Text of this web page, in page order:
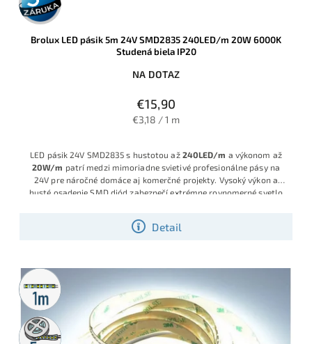
Brolux LED pásik 5m 24V SMD2835 240LED/m 20W 6000K
Studená biela IP20
NA DOTAZ
€15,90
€3,18 / 1 m
Detail
LED pásik 24V SMD2835 s hustotou až 240LED/m a výkonom až
20W/m patrí medzi mimoriadne svietivé profesionálne pásy na
24V pre náročné domáce aj komerčné projekty. Vysoký výkon a
husté osadenie SMD diód zabezpečí extrémne rovnomerné svetlo
pracovných plôch, kuchynských liniek, vitrín či dizajnových línií.
Robustný PCB podklad s veľkým množstvom medi zlepšuje
umožní presne prispôsobiť dĺžku pásika konkrétnemu projektu bez
plytvania materiálom. Jasná Studená biela farba pre zvýraznenie
priestoru si nájde uplatnenie všade kde sa očakáva silné svetlo s
vysokou intenzitou.
Metrážny
predaj
5m
rolka